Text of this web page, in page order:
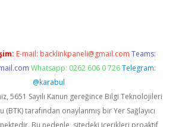
E-mail: backlinkpaneli@gmail.com Teams:
Whatsapp: 0262 606 0 726 Telegram:
@karabul
5651 Sayılı Kanun gereğince Bilgi Teknolojileri
tarafından onaylanmış bir Yer Sağlayıcı
Bu nedenle, sitedeki içerikleri proaktif